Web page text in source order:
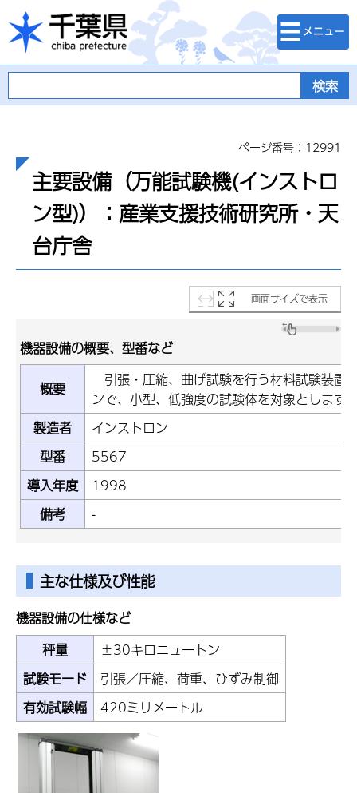
千葉県
検索・メニュ
ー
ページ番号：12991
主要設備（万能試験機(インストロ
ン型)）：産業支援技術研究所・天
台庁舎
画面サイズで表示
機器設備の概要、型番など
概要
引張・圧縮、曲げ試験を行う材料試験装置
ンで、小型、低強度の試験体を対象とします
製造者
インストロン
型番
5567
導入年度
1998
備考
-
主な仕様及び性能
機器設備の仕様など
秤量
±30キロニュートン
試験モード
引張／圧縮、荷重、ひずみ制御
有効試験幅
420ミリメートル